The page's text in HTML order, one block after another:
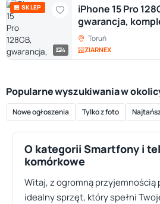
🏪 SKLEP
4
iPhone 15 Pro
gwarancja,
Toruń
ZIARNEX
Popularne wyszukiwania w
Nowe ogłoszenia Tylko z foto
O kategorii Smartfony i
komórkowe
Witaj, z ogromną przyjemnością
idealny sprzęt, który spełni